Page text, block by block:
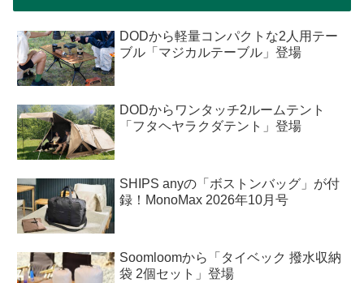
DODから軽量コンパクトな2人用テー
ブル「マジカルテーブル」登場
DODからワンタッチ2ルームテント
「フタヘヤラクダテント」登場
SHIPS anyの「ボストンバッグ」が付
録！MonoMax 2026年10月号
Soomloomから「タイベック 撥水収納
袋 2個セット」登場